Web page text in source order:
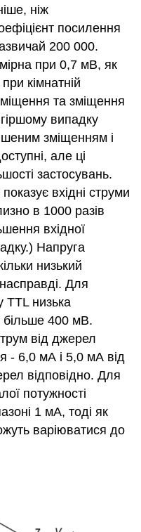
ніж
посилення
200 000.
при 0,7 мВ, як
кімнатній
та зміщення
випадку
зміщенням і
але ці
застосувань.
вхідні струми
в 1000 разів
вхідної
Напруга
низький
Для
TTL низька
більше 400 мВ.
від джерел
- 6,0 мА і 5,0 мА від
відповідно. Для
потужності
1 мА, тоді як
варіюватися до